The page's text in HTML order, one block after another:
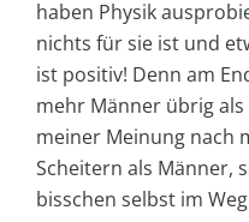
haben Physik
nichts für sie ist und
ist positiv! Denn am
mehr Männer übrig
meiner Meinung nach
Scheitern als Männer,
bisschen selbst im